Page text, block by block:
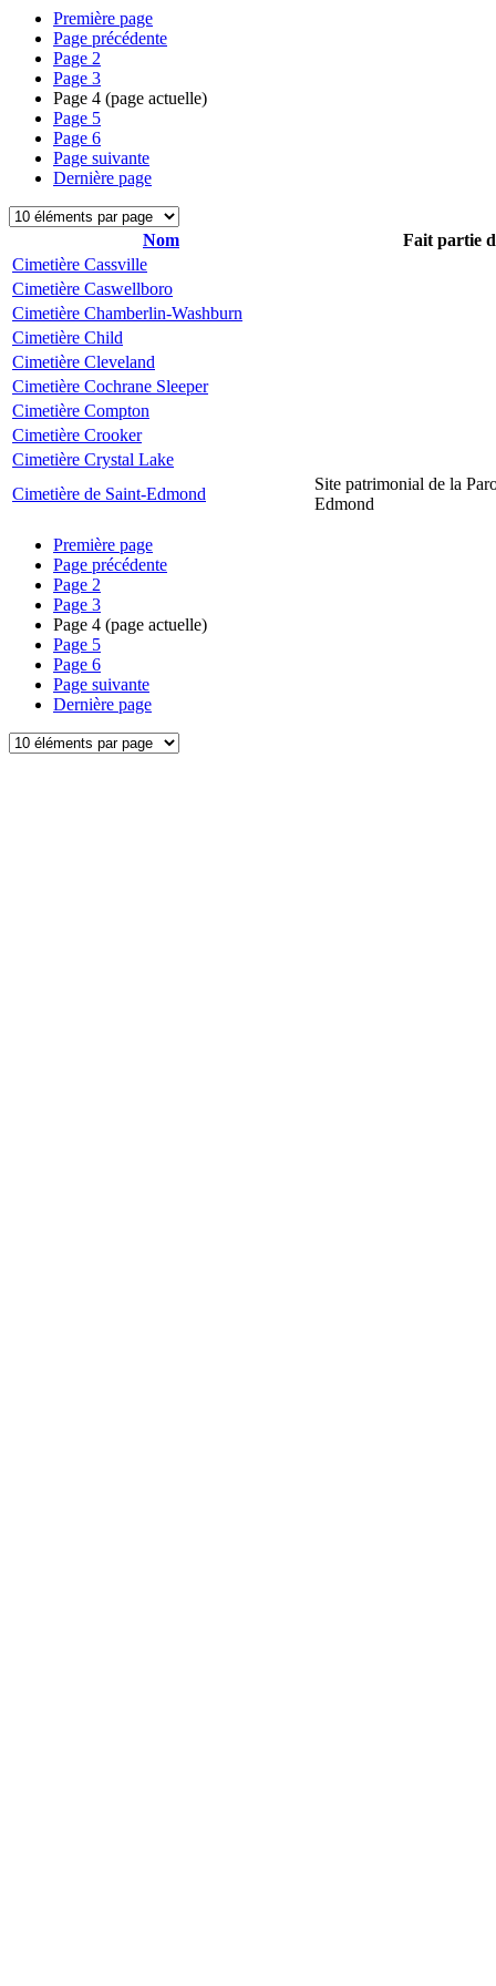
Première page
Page précédente
Page 2
Page 3
Page 4 (page actuelle)
Page 5
Page 6
Page suivante
Dernière page
Nom
Fait partie
Cimetière Cassville
Cimetière Caswellboro
Cimetière Chamberlin-Washburn
Cimetière Child
Cimetière Cleveland
Cimetière Cochrane Sleeper
Cimetière Compton
Cimetière Crooker
Cimetière Crystal Lake
Cimetière de Saint-Edmond
Site patrimonial de la
Edmond
Première page
Page précédente
Page 2
Page 3
Page 4 (page actuelle)
Page 5
Page 6
Page suivante
Dernière page